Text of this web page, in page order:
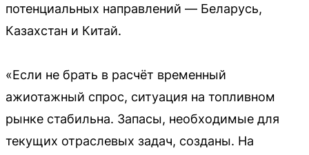
потенциальных направлений — Беларусь,
Казахстан и Китай.
«Если не брать в расчёт временный
ажиотажный спрос, ситуация на топливном
рынке стабильна. Запасы, необходимые для
текущих отраслевых задач, созданы. На